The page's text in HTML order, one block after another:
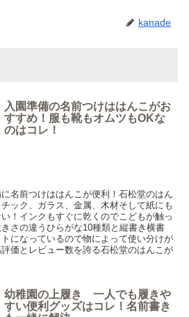
kanade
入園準備の名前つけははんこがお
すすめ！服も靴もオムツもOKな
のはコレ！
名前つけははんこが便利！石松堂のはん
ック、ガラス、金属、木材そして紙にも
！インクもすぐに乾くのでこどもが触っ
さの違うひらがな10種類と縦書き横書
になっているので物によって使い分けが
価とレビュー数を誇る石松堂のはんこが
幼稚園の上履き 一人でも履きや
すい便利グッズはコレ！名前書き